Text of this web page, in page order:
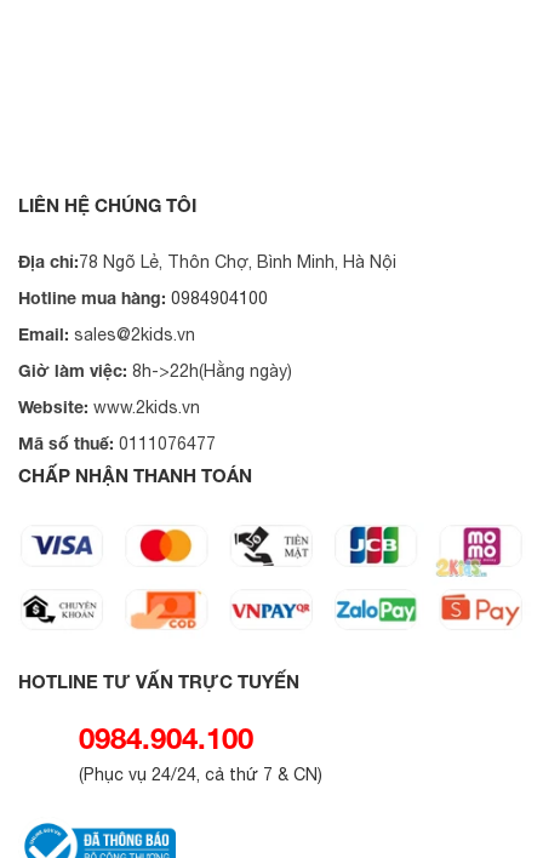
Ghế lười kích thước lớn cho cả gia
2. Lịch Sử Và Nguồn Gốc Của Gối Lười
LIÊN HỆ CHÚNG TÔI
Địa chỉ:78 Ngõ Lẻ, Thôn Chợ, Bình Minh, Hà Nội
Hotline mua hàng: 0984904100
Email: sales@2kids.vn
Giờ làm việc: 8h->22h(Hằng ngày)
Website: www.2kids.vn
Mã số thuế: 0111076477
CHẤP NHẬN THANH TOÁN
HOTLINE TƯ VẤN TRỰC TUYẾN
0984.904.100
(Phục vụ 24/24, cả thứ 7 & CN)